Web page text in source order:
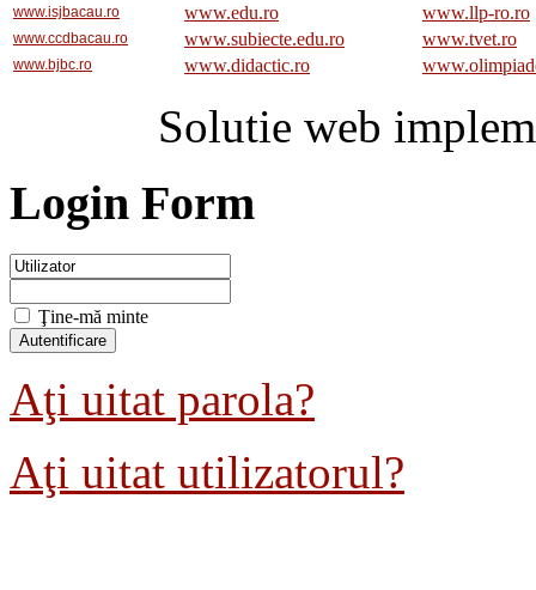
www.isjbacau.ro www.edu.ro www.llp-ro.ro
www.ccdbacau.ro www.subiecte.edu.ro www.tvet.ro
www.bjbc.ro www.didactic.ro
Solutie web
Login Form
Ţine-mă minte
Aţi uitat parola?
Aţi uitat utilizatorul?